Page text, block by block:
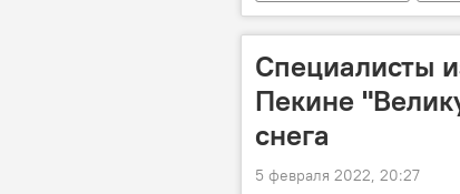
оружие
Специалисты
Пекине
снега
5 февраля 2022, 20:27